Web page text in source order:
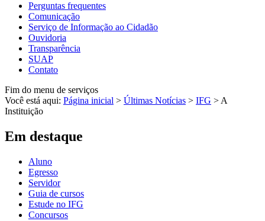
Perguntas frequentes
Comunicação
Serviço de Informação ao Cidadão
Ouvidoria
Transparência
SUAP
Contato
Fim do menu de serviços
Você está aqui: Página inicial > Últimas Notícias > IFG >A
Instituição
Em destaque
Aluno
Egresso
Servidor
Guia de cursos
Estude no IFG
Concursos